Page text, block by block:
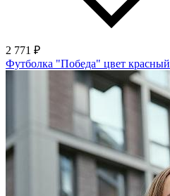
2 771 ₽
Футболка "Победа" цвет красный